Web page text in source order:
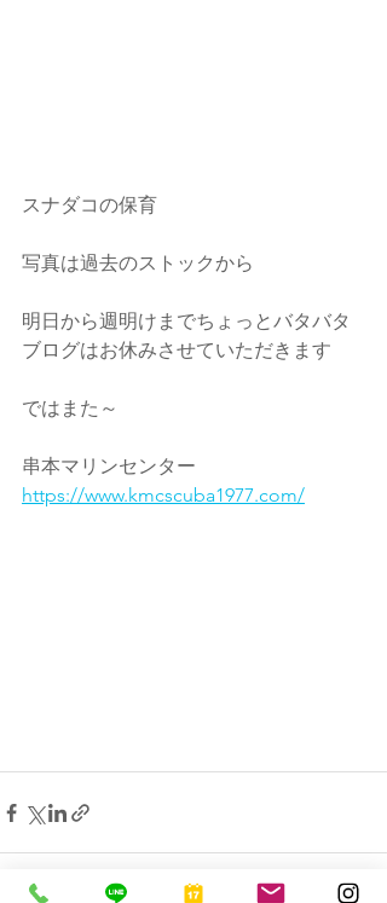
スナダコの保育
写真は過去のストックから
明日から週明けまでちょっとバタバタ
ブログはお休みさせていただきます
ではまた～
串本マリンセンター
https://www.kmcscuba1977.com/